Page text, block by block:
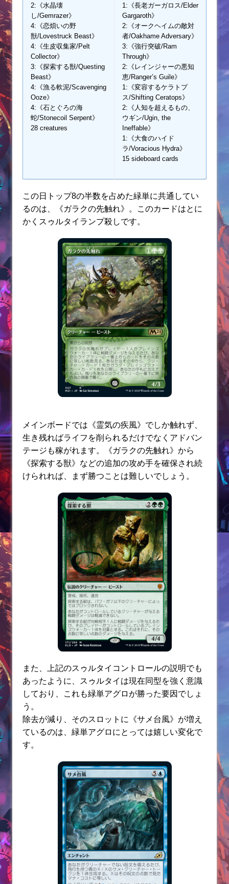
2:《水晶壊
し/Gemrazer》
4:《恋煩いの野
獣/Lovestruck Beast》
4:《生皮収集家/Pelt
Collector》
3:《探索する獣/Questing
Beast》
4:《漁る軟泥/Scavenging
Ooze》
4:《石とぐろの海
蛇/Stonecoil Serpent》
28 creatures
1:《長老ガーガロス/Elder
Gargaroth》
2:《オークヘイムの敵対
者/Oakhame Adversary》
3:《強行突破/Ram
Through》
2:《レインジャーの悪知
恵/Ranger’s Guile》
1:《変容するケラトプ
ス/Shifting Ceratops》
2:《人知を超えるもの、
ウギン/Ugin, the
Ineffable》
1:《大食のハイド
ラ/Voracious Hydra》
15 sideboard cards
この日トップ8の半数を占めた緑単に共通してい
るのは、《ガラクの先触れ》。このカードはとに
かくスゥルタイランプ殺しです。
メインボードでは《霊気の疾風》でしか触れず、
生き残ればライフを削られるだけでなくアドバン
テージも稼がれます。《ガラクの先触れ》から
《探索する獣》などの追加の攻め手を確保され続
けられれば、まず勝つことは難しいでしょう。
また、上記のスゥルタイコントロールの説明でも
あったように、スゥルタイは現在同型を強く意識
しており、これも緑単アグロが勝った要因でしょ
う。
除去が減り、そのスロットに《サメ台風》が増え
ているのは、緑単アグロにとっては嬉しい変化で
す。